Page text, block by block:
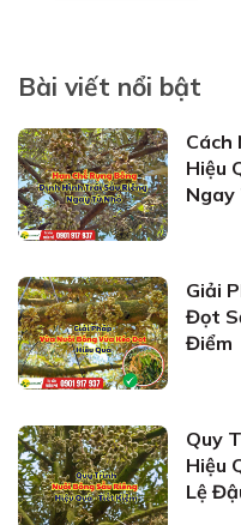
Bài viết nổi bật
Cách
Hiệu
Ngay
Giải
Đọt
Điểm
Quy
Hiệu
Lệ